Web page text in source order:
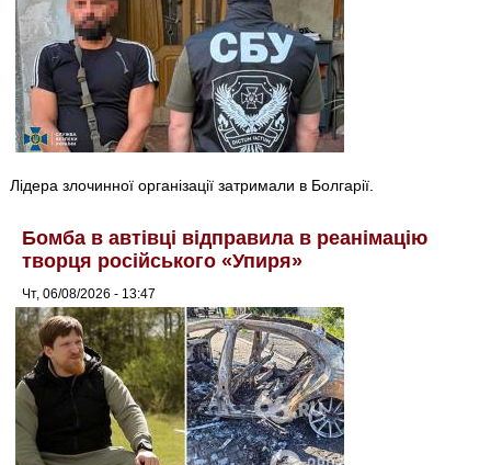
Лідера злочинної організації затримали в Болгарії.
Бомба в автівці відправила в реанімацію
творця російського «Упиря»
Чт, 06/08/2026 - 13:47